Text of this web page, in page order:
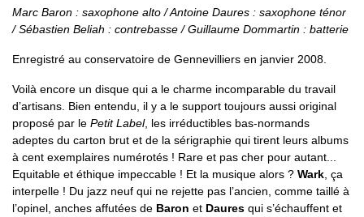
Marc Baron : saxophone alto / Antoine Daures : saxophone ténor
/ Sébastien Beliah : contrebasse / Guillaume Dommartin : batterie
Enregistré au conservatoire de Gennevilliers en janvier 2008.
Voilà encore un disque qui a le charme incomparable du travail
d’artisans. Bien entendu, il y a le support toujours aussi original
proposé par le Petit Label, les irréductibles bas-normands
adeptes du carton brut et de la sérigraphie qui tirent leurs albums
à cent exemplaires numérotés ! Rare et pas cher pour autant...
Equitable et éthique impeccable ! Et la musique alors ? Wark, ça
interpelle ! Du jazz neuf qui ne rejette pas l’ancien, comme taillé à
l’opinel, anches affutées de Baron et Daures qui s’échauffent et